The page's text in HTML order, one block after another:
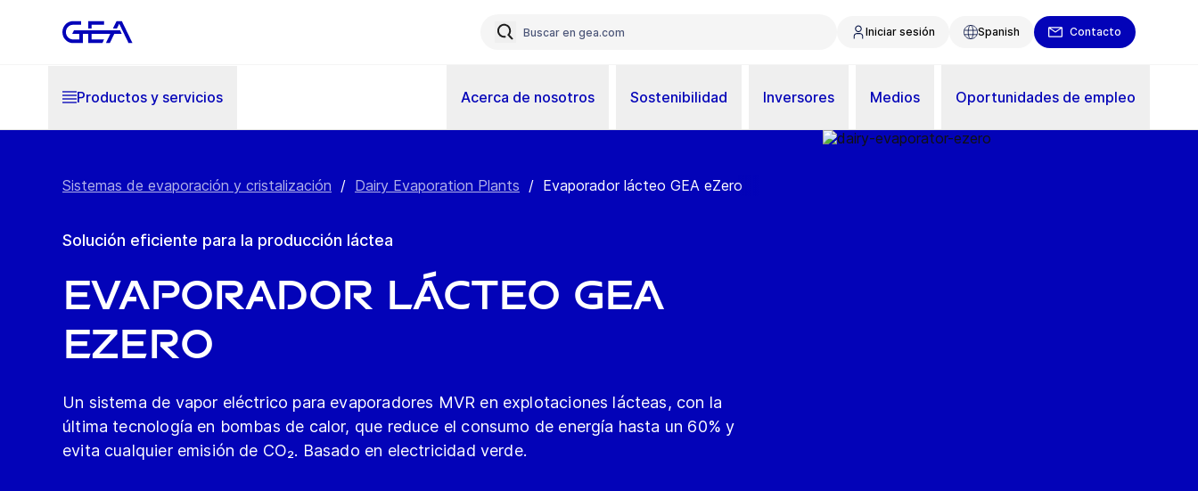
Iniciar sesión Spanish Contacto
Productos y servicios Acerca de nosotros Sostenibilidad Inversores Medios Oportunidades de empleo
Sistemas de evaporación y cristalización / Dairy Evaporation Plants / Evaporador lácteo GEA eZero
Solución eficiente para la producción láctea
Evaporador lácteo GEA
eZero
Un sistema de vapor eléctrico para evaporadores MVR en explotaciones lácteas, con la
última tecnología en bombas de calor, que reduce el consumo de energía hasta un 60% y
evita cualquier emisión de CO₂. Basado en electricidad verde.